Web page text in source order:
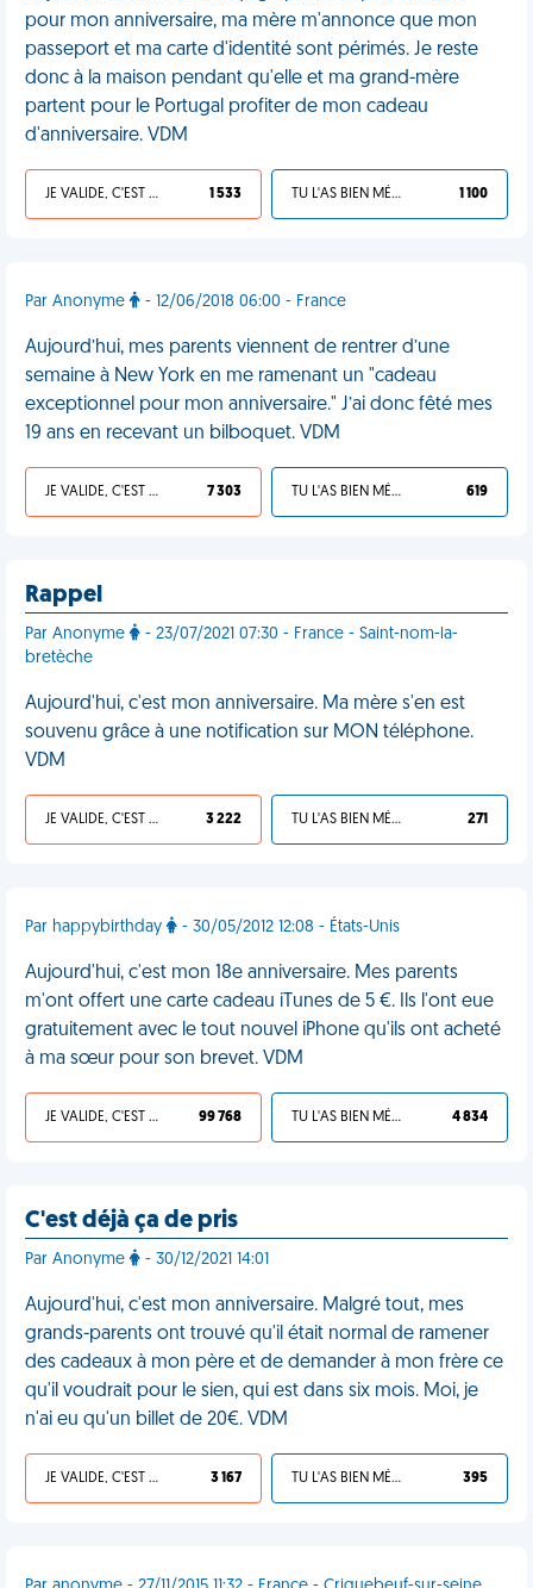
pour mon anniversaire, ma mère m'annonce que mon
passeport et ma carte d'identité sont périmés. Je reste
donc à la maison pendant qu'elle et ma grand-mère
partent pour le Portugal profiter de mon cadeau
d'anniversaire. VDM
JE VALIDE, C'EST UNE VDM 1 533 TU L'AS BIEN MÉRITÉ 1 100
Par Anonyme - 12/06/2018 06:00 - France
Aujourd’hui, mes parents viennent de rentrer d’une
semaine à New York en me ramenant un "cadeau
exceptionnel pour mon anniversaire." J’ai donc fêté mes
19 ans en recevant un bilboquet. VDM
JE VALIDE, C'EST UNE VDM 7 303 TU L'AS BIEN MÉRITÉ 619
Rappel
Par Anonyme
- 23/07/2021 07:30 - France - Saint-nom-la-
bretèche
Aujourd'hui, c'est mon anniversaire. Ma mère s'en est
souvenu grâce à une notification sur MON téléphone.
VDM
JE VALIDE, C'EST UNE VDM 3 222 TU L'AS BIEN MÉRITÉ 271
Par happybirthday - 30/05/2012 12:08 - États-Unis
Aujourd'hui, c'est mon 18e anniversaire. Mes parents
m'ont offert une carte cadeau iTunes de 5 €. Ils l'ont eue
gratuitement avec le tout nouvel iPhone qu'ils ont acheté
à ma sœur pour son brevet. VDM
JE VALIDE, C'EST UNE VDM 99 768 TU L'AS BIEN MÉRITÉ 4 834
C'est déjà ça de pris
Par Anonyme - 30/12/2021 14:01
Aujourd'hui, c'est mon anniversaire. Malgré tout, mes
grands-parents ont trouvé qu'il était normal de ramener
des cadeaux à mon père et de demander à mon frère ce
qu'il voudrait pour le sien, qui est dans six mois. Moi, je
n'ai eu qu'un billet de 20€. VDM
JE VALIDE, C'EST UNE VDM 3 167 TU L'AS BIEN MÉRITÉ 395